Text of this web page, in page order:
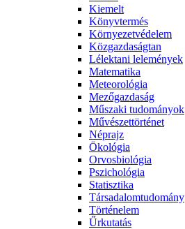
Kiemelt
Könyvtermés
Környezetvédelem
Közgazdaságtan
Lélektani lelemények
Matematika
Meteorológia
Mezőgazdaság
Műszaki tudományok
Művészettörténet
Néprajz
Ökológia
Orvosbiológia
Pszichológia
Statisztika
Társadalomtudomány
Történelem
Űrkutatás